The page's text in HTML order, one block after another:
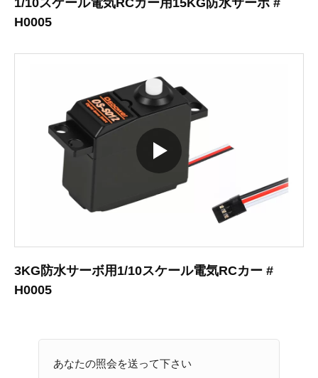
あなたの照会を送って下さい
1/10スケール電気RCカー用15KG防水サーボ #
H0005
3KG防水サーボ用1/10スケール電気RCカー #
H0005